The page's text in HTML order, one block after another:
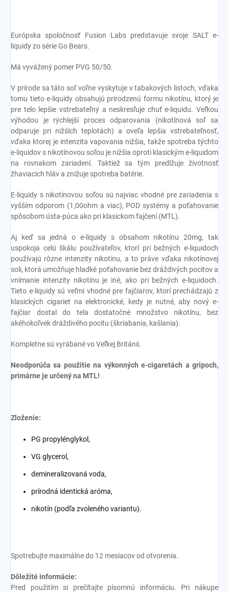
Európska spoločnosť Fusion Labs predstavuje svoje SALT e-
liquidy zo série Go Bears.
Má vyvážený pomer PVG 50/50.
V prírode sa táto soľ voľne vyskytuje v tabakových listoch, vďaka
tomu tieto e-liquidy obsahujú prirodzenú formu nikotínu, ktorý je
pre telo lepšie vstrebateľný a neskresľuje chuť e-liquidu. Veľkou
výhodou je rýchlejší proces odparovania (nikotínová soľ sa
odparuje pri nižších teplotách) a oveľa lepšia vstrebateľnosť,
vďaka ktorej je intenzita vapovania nižšia, takže spotreba týchto
e-liquidov s nikotínovou soľou je nižšia oproti klasickým e-liquidom
na rovnakom zariadení. Taktiež sa tým predlžuje životnosť
žhaviacich hláv a znižuje spotreba batérie.
E-liquidy s nikotínovou soľou sú najviac vhodné pre zariadenia s
vyšším odporom (1,00ohm a viac), POD systémy a poťahovanie
spôsobom ústa-púca ako pri klasickom fajčení (MTL).
Aj keď sa jedná o e-liquidy s obsahom nikotínu 20mg, tak
uspokoja celú škálu používateľov, ktorí pri bežných e-liquidoch
používajú rôzne intenzity nikotínu, a to práve vďaka nikotínovej
soli, ktorá umožňuje hladké poťahovanie bez dráždivých pocitov a
vnímanie intenzity nikotínu je iné, ako pri bežných e-liquidoch.
Tieto e-liquidy sú veľmi vhodné pre fajčiarov, ktorí prechádzajú z
klasických cigariet na elektronické, kedy je nutné, aby nový e-
fajčiar dostal do tela dostatočné množstvo nikotínu, bez
akéhokoľvek dráždivého pocitu (škriabania, kašlania).
Kompletne sú vyrábané vo Veľkej Británii.
Neodporúča sa použitie na výkonných e-cigaretách a gripoch,
primárne je určený na MTL!
Zloženie:
PG propylénglykol,
VG glycerol,
demineralizovaná voda,
prírodná identická aróma,
nikotín (podľa zvoleného variantu).
Spotrebujte maximálne do 12 mesiacov od otvorenia.
Dôležité informácie:
Pred použitím si prečítajte písomnú informáciu. Pri nákupe